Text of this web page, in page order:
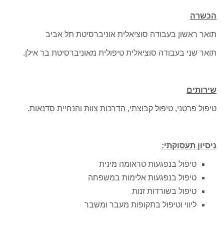
הכשרה
תואר ראשון בעבודה סוציאלית אוניברסיטת תל אביב
תואר שני בעבודה סוציאלית טיפולית מאוניברסיטת בר אילן.
שירותים
טיפול פרטני, טיפול קבוצתי, הדרכות צוות והנחיית סדנאות.
ניסיון תעסוקתי:
טיפול בנפגעות טראומה מינית
טיפול בנפגעות אלימות במשפחה
טיפול בשורדות זנות
ליווי וטיפול בתקופות מעבר ומשבר